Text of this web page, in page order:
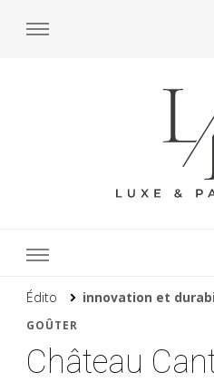
Édito innovation et
GOÛTER
Château